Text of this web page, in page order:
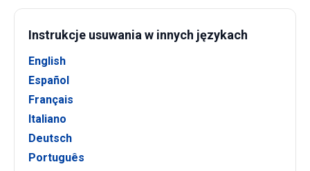
Instrukcje usuwania w innych językach
English
Español
Français
Italiano
Deutsch
Português